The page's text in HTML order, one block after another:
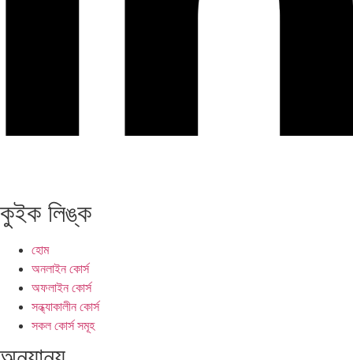
কুইক লিঙ্ক
হোম
অনলাইন কোর্স
অফলাইন কোর্স
সন্ধ্যাকালীন কোর্স
সকল কোর্স সমূহ